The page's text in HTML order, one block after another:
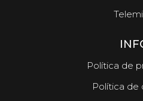
Política de
Política de